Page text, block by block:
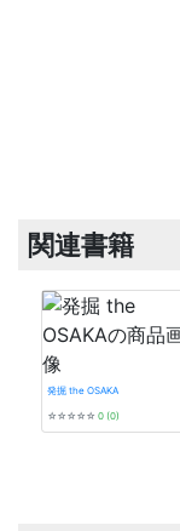
関連書籍
発掘 the OSAKA
☆☆☆☆☆ 0 (0)